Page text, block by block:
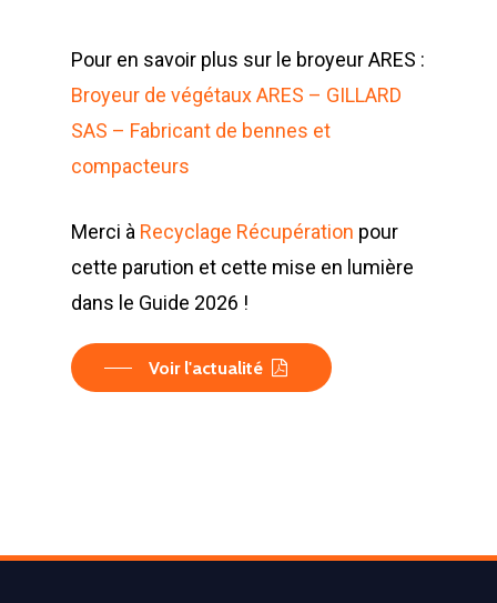
Pour en savoir plus sur le broyeur ARES :
Broyeur de végétaux ARES – GILLARD
SAS – Fabricant de bennes et
compacteurs
Merci à Recyclage Récupération pour
cette parution et cette mise en lumière
dans le Guide 2026 !
Voir l'actualité